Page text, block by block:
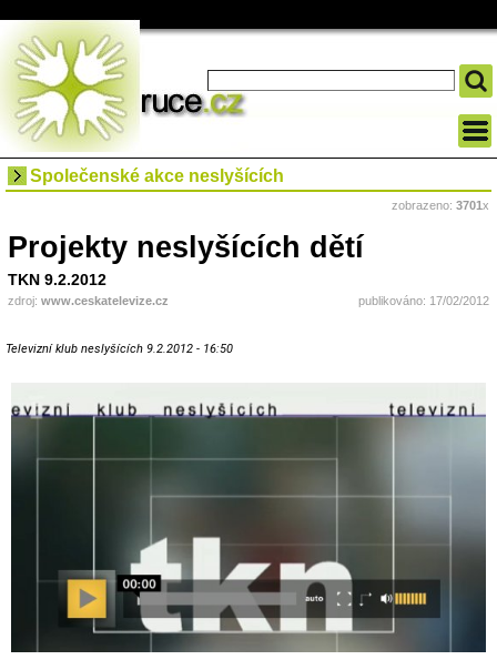
Společenské akce neslyšících
zobrazeno: 3701x
Projekty neslyšících dětí
TKN 9.2.2012
zdroj: www.ceskatelevize.cz publikováno: 17/02/2012
Televizní klub neslyšících 9.2.2012 - 16:50